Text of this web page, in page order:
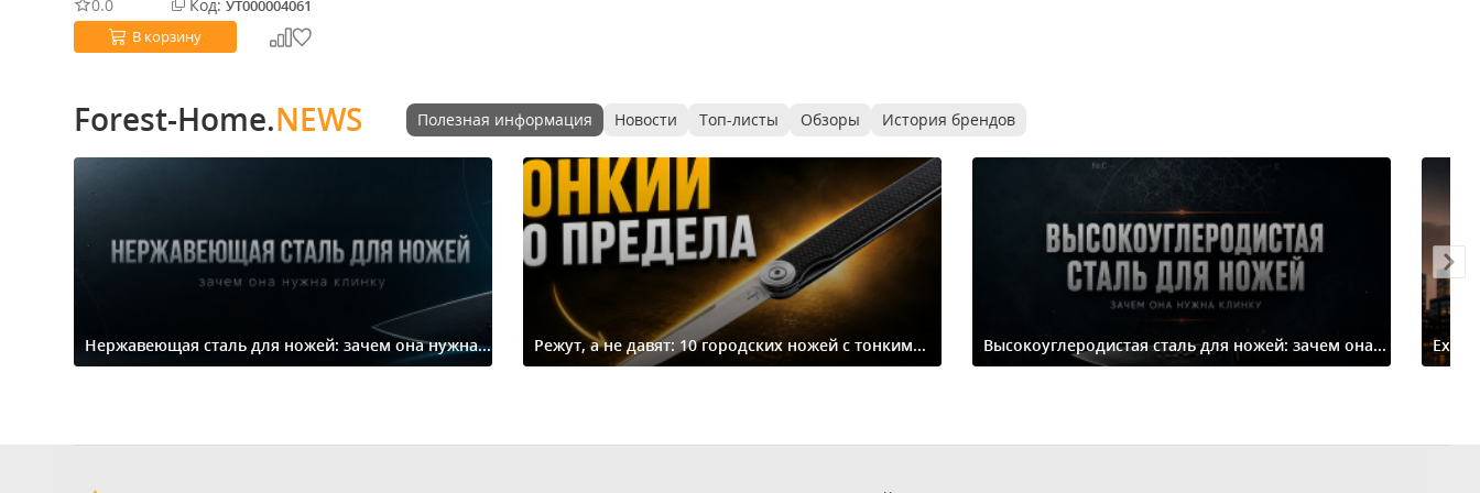
0.0 Код: УТ000004061
В корзину
Forest-Home.NEWS Полезная информация Новости Топ-листы Обзоры История брендов
Нержавеющая сталь для ножей: зачем она нужна... Режут, а не давят: 10 городских ножей с тонким... Высокоуглеродистая сталь для ножей: зачем она...